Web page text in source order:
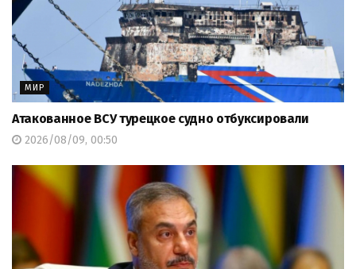
МИР
Атакованное ВСУ турецкое судно отбуксировали
2026/08/09, 00:50